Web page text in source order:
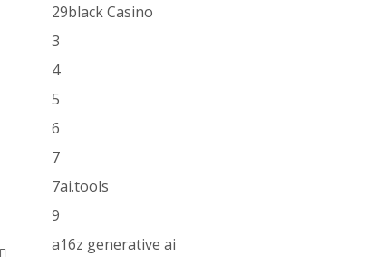
29black Casino
3
4
5
6
7
7ai.tools
9
a16z generative ai